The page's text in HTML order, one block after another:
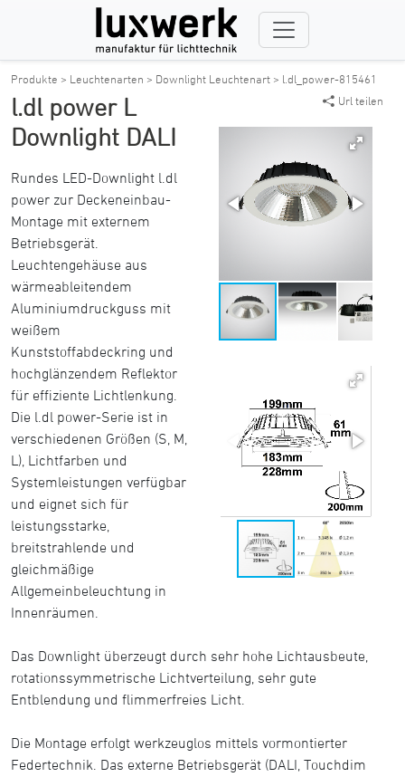
Produkte > Leuchtenarten > Downlight Leuchtenart > l.dl_power-815461
Url teilen
l.dl power L
Downlight DALI
Rundes LED-Downlight l.dl
power zur Deckeneinbau-
Montage mit externem
Betriebsgerät.
Leuchtengehäuse aus
wärmeableitendem
Aluminiumdruckguss mit
weißem
Kunststoffabdeckring und
hochglänzendem Reflektor
für effiziente Lichtlenkung.
Die l.dl power-Serie ist in
verschiedenen Größen (S, M,
L), Lichtfarben und
Systemleistungen verfügbar
und eignet sich für
leistungsstarke,
breitstrahlende und
gleichmäßige
Allgemeinbeleuchtung in
Innenräumen.
Das Downlight überzeugt durch sehr hohe Lichtausbeute,
rotationssymmetrische Lichtverteilung, sehr gute
Entblendung und flimmerfreies Licht.
Die Montage erfolgt werkzeuglos mittels vormontierter
Federtechnik. Das externe Betriebsgerät (DALI, Touchdim